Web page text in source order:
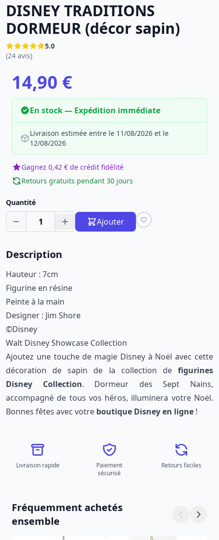
DISNEY TRADITIONS
DORMEUR (décor sapin)
5.0
(24 avis)
14,90 €
En stock — Expédition immédiate
Livraison estimée entre le 11/08/2026 et le
12/08/2026
Gagnez 0,42 € de crédit fidélité
Retours gratuits pendant 30 jours
Quantité
1 Ajouter
Description
Hauteur : 7cm
Figurine en résine
Peinte à la main
Designer : Jim Shore
©Disney
Walt Disney Showcase Collection
Ajoutez une touche de magie Disney à Noël avec cette
décoration de sapin de la collection de figurines
Disney Collection. Dormeur des Sept Nains,
accompagné de tous vos héros, illuminera votre Noël.
Bonnes fêtes avec votre boutique Disney en ligne !
Livraison rapide
Paiement
sécurisé
Retours faciles
Fréquemment achetés
ensemble